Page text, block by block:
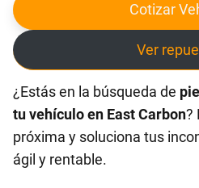
Cotizar
Ver
¿Estás en la búsqueda de
tu vehículo en East Carbon?
próxima y soluciona tus
ágil y rentable.